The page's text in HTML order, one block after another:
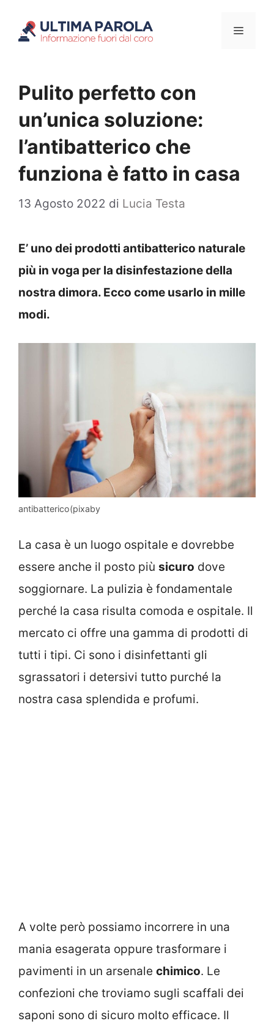
Menu
Pulito perfetto con
un’unica soluzione:
l’antibatterico che
funziona è fatto in casa
13 Agosto 2022 di Lucia Testa
E’ uno dei prodotti antibatterico naturale
più in voga per la disinfestazione della
nostra dimora. Ecco come usarlo in mille
modi.
antibatterico(pixaby
La casa è un luogo ospitale e dovrebbe
essere anche il posto più sicuro dove
soggiornare. La pulizia è fondamentale
perché la casa risulta comoda e ospitale. Il
mercato ci offre una gamma di prodotti di
tutti i tipi. Ci sono i disinfettanti gli
sgrassatori i detersivi tutto purché la
nostra casa splendida e profumi.
A volte però possiamo incorrere in una
mania esagerata oppure trasformare i
pavimenti in un arsenale chimico. Le
confezioni che troviamo sugli scaffali dei
saponi sono di sicuro molto efficace. Il